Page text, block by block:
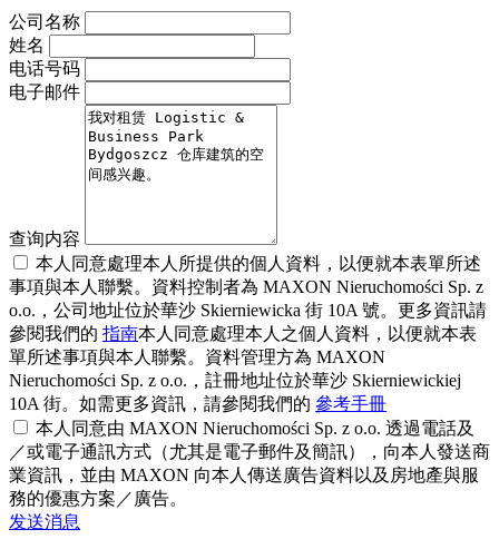
公司名称
姓名
电话号码
电子邮件
查询内容
本人同意處理本人所提供的個人資料，以便就本表單所述
事項與本人聯繫。資料控制者為 MAXON Nieruchomości Sp. z
o.o.，公司地址位於華沙 Skierniewicka 街 10A 號。更多資訊請
參閱我們的 指南本人同意處理本人之個人資料，以便就本表
單所述事項與本人聯繫。資料管理方為 MAXON
Nieruchomości Sp. z o.o.，註冊地址位於華沙 Skierniewickiej
10A 街。如需更多資訊，請參閱我們的 參考手冊
本人同意由 MAXON Nieruchomości Sp. z o.o. 透過電話及
／或電子通訊方式（尤其是電子郵件及簡訊），向本人發送商
業資訊，並由 MAXON 向本人傳送廣告資料以及房地產與服
務的優惠方案／廣告。
发送消息